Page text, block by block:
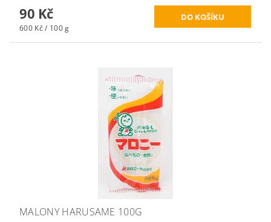
90 Kč
600 Kč / 100 g
MALONY HARUSAME 100G